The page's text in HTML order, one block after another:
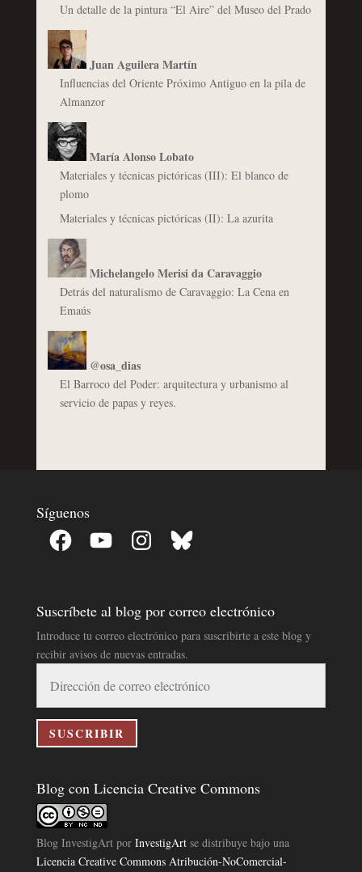
Un detalle de la pintura “El Aire” del Museo del Prado
Juan Aguilera Martín
Influencias del Oriente Próximo Antiguo en la pila de
Almanzor
María Alonso Lobato
Materiales y técnicas pictóricas (III): El blanco de
plomo
Materiales y técnicas pictóricas (II): La azurita
Michelangelo Merisi da Caravaggio
Detrás del naturalismo de Caravaggio: La Cena en
Emaús
@osa_dias
El Barroco del Poder: arquitectura y urbanismo al
servicio de papas y reyes.
Síguenos
Facebook YouTube InstagramBluesky
Suscríbete al blog por correo electrónico
Introduce tu correo electrónico para suscribirte a este blog y
recibir avisos de nuevas entradas.
correo
electrónico
SUSCRIBIR
Blog con Licencia Creative Commons
Blog InvestigArtpor InvestigArtse distribuye bajo una
Licencia Creative Commons Atribución-NoComercial-